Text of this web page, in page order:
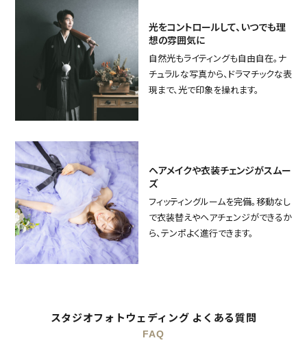
光をコントロールして、いつでも理
想の雰囲気に
自然光もライティングも自由自在。ナ
チュラルな写真から、ドラマチックな表
現まで、光で印象を操れます。
ヘアメイクや衣装チェンジがスムー
ズ
フィッティングルームを完備。移動なし
で衣装替えやヘアチェンジができるか
ら、テンポよく進行できます。
スタジオフォトウェディング よくある質問
FAQ